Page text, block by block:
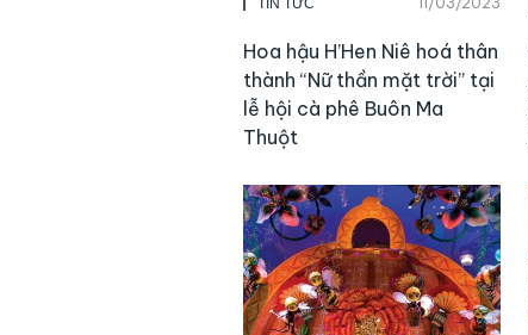
Hoa hậu H’Hen Niê hoá thân
thành “Nữ thần mặt trời” tại
lễ hội cà phê Buôn Ma
Thuột